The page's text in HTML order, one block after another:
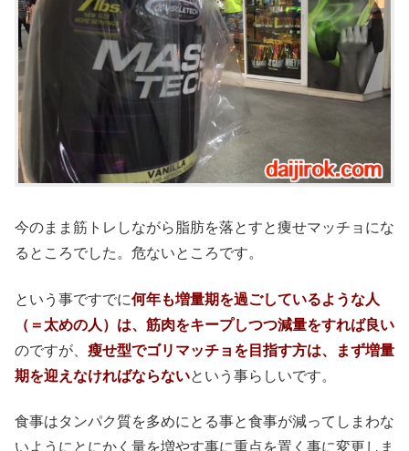
今のまま筋トレしながら脂肪を落とすと痩せマッチョにな
るところでした。危ないところです。
という事ですでに何年も増量期を過ごしているような人
（＝太めの人）は、筋肉をキープしつつ減量をすれば良い
のですが、 瘦せ型でゴリマッチョを目指す方は、まず増量
期を迎えなければならないという事らしいです。
食事はタンパク質を多めにとる事と食事が減ってしまわな
いようにとにかく量を増やす事に重点を置く事に変更しま